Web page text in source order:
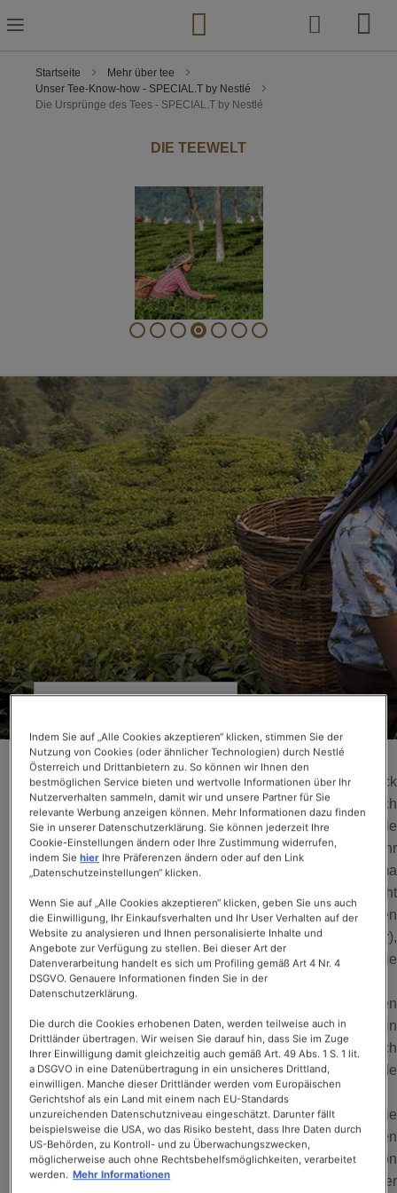
Inhalt
springen
Startseite
Mehr über tee
Unser Tee-Know-how - SPECIAL.T by Nestlé
Die Ursprünge des Tees - SPECIAL.T by Nestlé
DIE TEEWELT
CHINA
SÜDAFRIKA
SRI LANKA
Wie ein Rebstock
benötigen auch
Teepflanzen ideale
Bedingungen für ihr
Wachstum. Das Klima
muss warm und feucht
sein, mit mehreren
Stunden Sonne pro Tag (1500 Sonnenstunden/Jahr),
regelmäßigem Niederschlag (1300 mm/Jahr) sowie
möglichst gleichbleibenden Temperaturen.
Teepflanzen gedeihen besonders gut in bergigen
Regionen, weil sie keine Staunässe vertragen und in
Hanglagen das Regenwasser besser abläuft. Natürlich
spielt auch die Bodenbeschaffenheit eine Rolle: Die Erde
muss ausreichend Mineralien und Nährstoffe liefern.
SPECIAL.T hat verschiedene Regionen ausgewählt, die
ihr Savoir-faire im Teeanbau seit Generationen
überliefern, manchmal seit Jahrhunderten oder gar schon
seit einem Jahrtausend: China: Schwarzer, grüner, weißer
Indem Sie auf „Alle Cookies akzeptieren“ klicken, stimmen Sie der
Nutzung von Cookies (oder ähnlicher Technologien) durch Nestlé
Österreich und Drittanbietern zu. So können wir Ihnen den
bestmöglichen Service bieten und wertvolle Informationen über Ihr
Nutzerverhalten sammeln, damit wir und unsere Partner für Sie
relevante Werbung anzeigen können. Mehr Informationen dazu finden
Sie in unserer Datenschutzerklärung. Sie können jederzeit Ihre
Cookie-Einstellungen ändern oder Ihre Zustimmung widerrufen,
indem Siehier Ihre Präferenzen ändern oder auf den Link
„Datenschutzeinstellungen“ klicken.
Wenn Sie auf „Alle Cookies akzeptieren“ klicken, geben Sie uns auch
die Einwilligung, Ihr Einkaufsverhalten und Ihr User Verhalten auf der
Website zu analysieren und Ihnen personalisierte Inhalte und
Angebote zur Verfügung zu stellen. Bei dieser Art der
Datenverarbeitung handelt es sich um Profiling gemäß Art 4 Nr. 4
DSGVO. Genauere Informationen finden Sie in der
Datenschutzerklärung.
Die durch die Cookies erhobenen Daten, werden teilweise auch in
Drittländer übertragen. Wir weisen Sie darauf hin, dass Sie im Zuge
Ihrer Einwilligung damit gleichzeitig auch gemäß Art. 49 Abs. 1 S. 1 lit.
a DSGVO in eine Datenübertragung in ein unsicheres Drittland,
einwilligen. Manche dieser Drittländer werden vom Europäischen
Gerichtshof als ein Land mit einem nach EU-Standards
unzureichenden Datenschutzniveau eingeschätzt. Darunter fällt
beispielsweise die USA, wo das Risiko besteht, dass Ihre Daten durch
US-Behörden, zu Kontroll- und zu Überwachungszwecken,
möglicherweise auch ohne Rechtsbehelfsmöglichkeiten, verarbeitet
werden. Mehr Informationen